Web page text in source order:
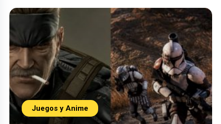
Juegos y Anime